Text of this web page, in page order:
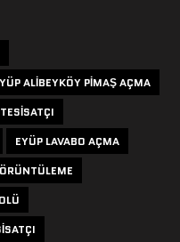
ALIBEYKÖY PIMAŞ AÇMA
EYÜP LAVABO AÇMA